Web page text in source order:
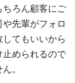
ろん顧客にご
先輩がフォロ
てもいいから
められるので
。